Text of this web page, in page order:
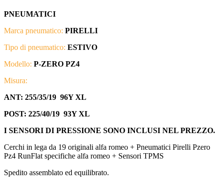
PNEUMATICI
Marca pneumatico: PIRELLI
Tipo di pneumatico: ESTIVO
Modello: P-ZERO PZ4
Misura:
ANT: 255/35/19 96Y XL
POST: 225/40/19 93Y XL
I SENSORI DI PRESSIONE SONO INCLUSI NEL PREZZO.
Cerchi in lega da 19 originali alfa romeo + Pneumatici Pirelli Pzero
Pz4 RunFlat specifiche alfa romeo + Sensori TPMS
Spedito assemblato ed equilibrato.